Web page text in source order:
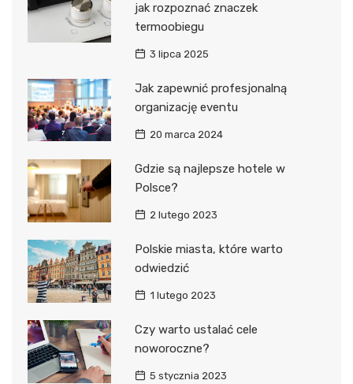
jak rozpoznać znaczek
termoobiegu
3 lipca 2025
Jak zapewnić profesjonalną
organizację eventu
20 marca 2024
Gdzie są najlepsze hotele w
Polsce?
2 lutego 2023
Polskie miasta, które warto
odwiedzić
1 lutego 2023
Czy warto ustalać cele
noworoczne?
5 stycznia 2023